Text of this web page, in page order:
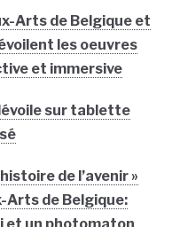
Arts de Belgique et
les oeuvres
et immersive
sur tablette
de l’avenir »
Arts de Belgique: